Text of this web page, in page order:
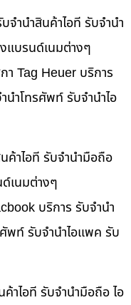
จำนำสินค้าไอที รับจำนำ
แบรนด์เนมต่างๆ
า Tag Heuer บริการ
นำโทรศัพท์ รับจำนำไอ
ค้าไอที รับจำนำมือถือ
เนมต่างๆ
บริการ รับจำนำ
พท์ รับจำนำไอแพค รับ
าไอที รับจำนำมือถือ ไอ